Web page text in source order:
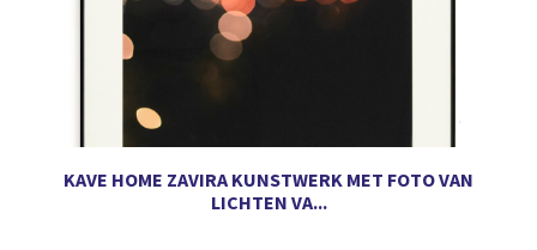
KAVE HOME ZAVIRA KUNSTWERK MET FOTO VAN
LICHTEN VA...